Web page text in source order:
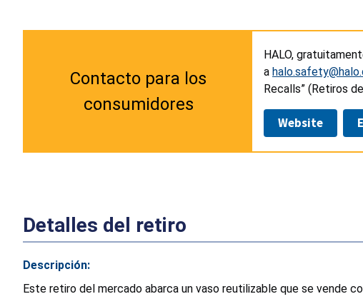
Contacto para los
consumidores
HALO,
a
Recalls” (Retiros
Website
Detalles del retiro
Descripción:
Este retiro del mercado abarca un vaso reutilizable que se vende